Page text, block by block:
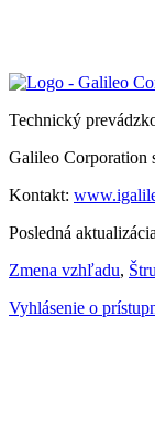
Technický
Galileo Corporation
Kontakt:
Posledná
Zmena vzhľadu,
Vyhlásenie o